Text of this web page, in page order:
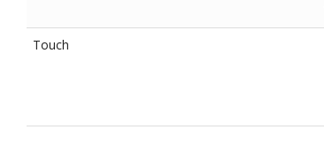
Touch